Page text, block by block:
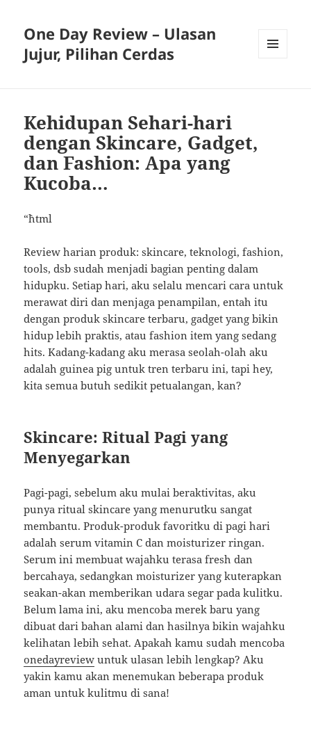
One Day Review – Ulasan
Jujur, Pilihan Cerdas
Kehidupan Sehari-hari
dengan Skincare, Gadget,
dan Fashion: Apa yang
Kucoba…
“`html
Review harian produk: skincare, teknologi, fashion,
tools, dsb sudah menjadi bagian penting dalam
hidupku. Setiap hari, aku selalu mencari cara untuk
merawat diri dan menjaga penampilan, entah itu
dengan produk skincare terbaru, gadget yang bikin
hidup lebih praktis, atau fashion item yang sedang
hits. Kadang-kadang aku merasa seolah-olah aku
adalah guinea pig untuk tren terbaru ini, tapi hey,
kita semua butuh sedikit petualangan, kan?
Skincare: Ritual Pagi yang
Menyegarkan
Pagi-pagi, sebelum aku mulai beraktivitas, aku
punya ritual skincare yang menurutku sangat
membantu. Produk-produk favoritku di pagi hari
adalah serum vitamin C dan moisturizer ringan.
Serum ini membuat wajahku terasa fresh dan
bercahaya, sedangkan moisturizer yang kuterapkan
seakan-akan memberikan udara segar pada kulitku.
Belum lama ini, aku mencoba merek baru yang
dibuat dari bahan alami dan hasilnya bikin wajahku
kelihatan lebih sehat. Apakah kamu sudah mencoba
onedayreview untuk ulasan lebih lengkap? Aku
yakin kamu akan menemukan beberapa produk
aman untuk kulitmu di sana!